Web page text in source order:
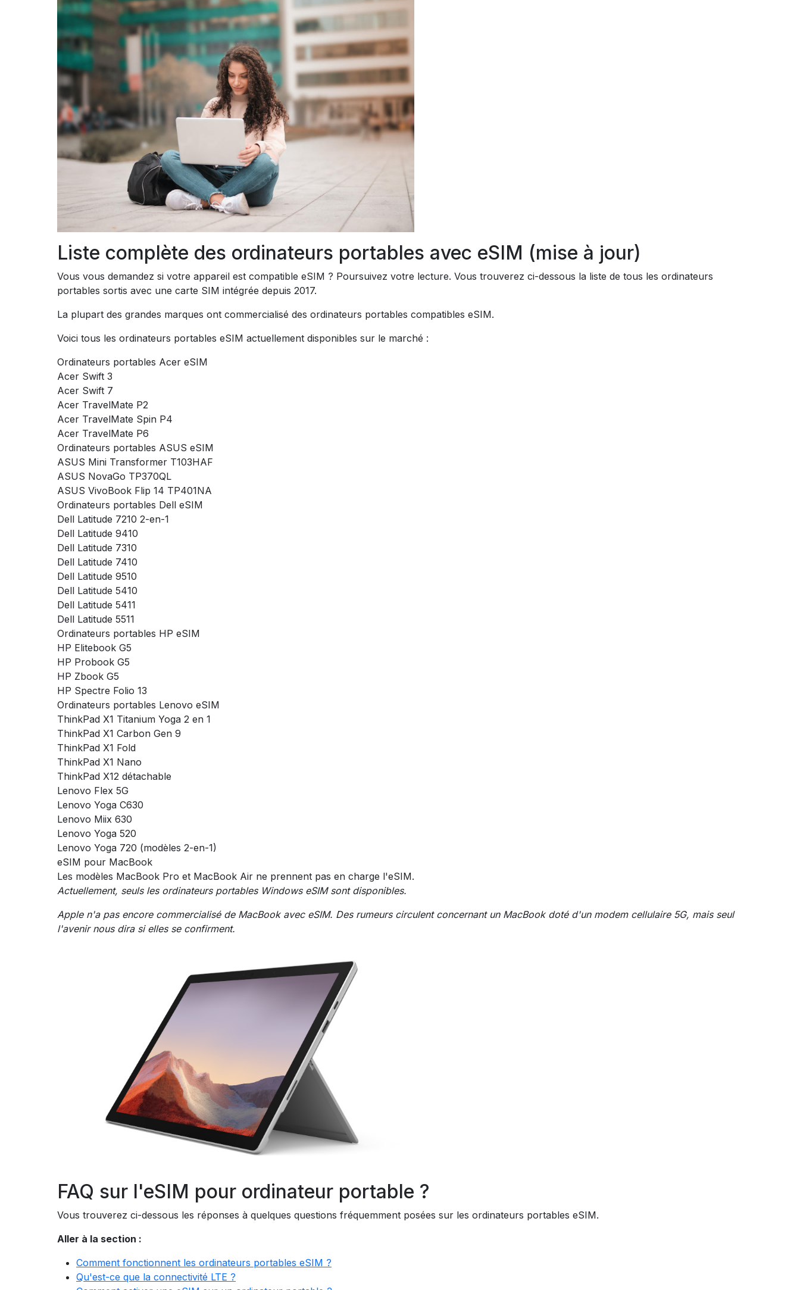
Liste complète des ordinateurs portables avec eSIM (mise à jour)
Vous vous demandez si votre appareil est compatible eSIM ? Poursuivez votre lecture. Vous trouverez ci-dessous la liste de tous les ordinateurs
portables sortis avec une carte SIM intégrée depuis 2017.
La plupart des grandes marques ont commercialisé des ordinateurs portables compatibles eSIM.
Voici tous les ordinateurs portables eSIM actuellement disponibles sur le marché :
Ordinateurs portables Acer eSIM
Acer Swift 3
Acer Swift 7
Acer TravelMate P2
Acer TravelMate Spin P4
Acer TravelMate P6
Ordinateurs portables ASUS eSIM
ASUS Mini Transformer T103HAF
ASUS NovaGo TP370QL
ASUS VivoBook Flip 14 TP401NA
Ordinateurs portables Dell eSIM
Dell Latitude 7210 2-en-1
Dell Latitude 9410
Dell Latitude 7310
Dell Latitude 7410
Dell Latitude 9510
Dell Latitude 5410
Dell Latitude 5411
Dell Latitude 5511
Ordinateurs portables HP eSIM
HP Elitebook G5
HP Probook G5
HP Zbook G5
HP Spectre Folio 13
Ordinateurs portables Lenovo eSIM
ThinkPad X1 Titanium Yoga 2 en 1
ThinkPad X1 Carbon Gen 9
ThinkPad X1 Fold
ThinkPad X1 Nano
ThinkPad X12 détachable
Lenovo Flex 5G
Lenovo Yoga C630
Lenovo Miix 630
Lenovo Yoga 520
Lenovo Yoga 720 (modèles 2-en-1)
eSIM pour MacBook
Les modèles MacBook Pro et MacBook Air ne prennent pas en charge l'eSIM.
Actuellement, seuls les ordinateurs portables Windows eSIM sont disponibles.
Apple n'a pas encore commercialisé de MacBook avec eSIM. Des rumeurs circulent concernant un MacBook doté d'un modem cellulaire 5G, mais seul
l'avenir nous dira si elles se confirment.
FAQ sur l'eSIM pour ordinateur portable ?
Vous trouverez ci-dessous les réponses à quelques questions fréquemment posées sur les ordinateurs portables eSIM.
Aller à la section :
Comment fonctionnent les ordinateurs portables eSIM ?
Qu'est-ce que la connectivité LTE ?